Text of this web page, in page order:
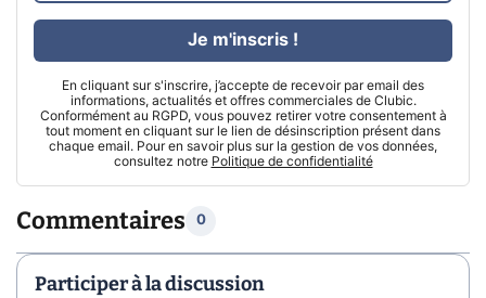
En cliquant sur s'inscrire, j’accepte de recevoir par email des
informations, actualités et offres commerciales de Clubic.
Conformément au RGPD, vous pouvez retirer votre consentement à
tout moment en cliquant sur le lien de désinscription présent dans
chaque email. Pour en savoir plus sur la gestion de vos données,
consultez notre Politique de confidentialité
Je m'inscris !
Commentaires 0
Participer à la discussion